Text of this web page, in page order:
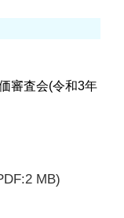
審査会(令和3年
MB)